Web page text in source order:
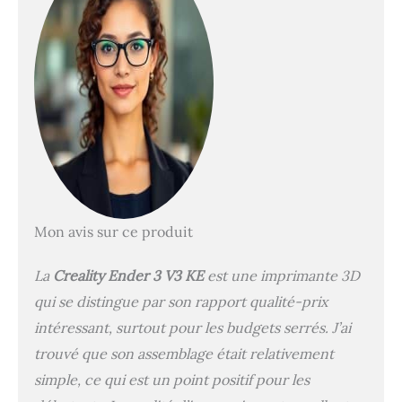
V3 KE offre de plus
grands avantages de
vitesse par rapport aux
autres modèles de la
série Ender-3. Veuillez
vérifier la tension
d'entrée (230 V/115 V
requis) avant d'alimenter
l'appareil. 【Interface
utilisateur intelligente,
touche】L'imprimante
utilisateur tactile
réactive avec une barre
d'onglets intuitive, un
auto-test intelligent
pour le décalage Z, un
nivellement automatique
Mon avis sur ce produit
La Creality Ender 3 V3 KEest une imprimante 3D
qui se distingue par son rapport qualité-prix
intéressant, surtout pour les budgets serrés. J’ai
trouvé que son assemblage était relativement
simple, ce qui est un point positif pour les